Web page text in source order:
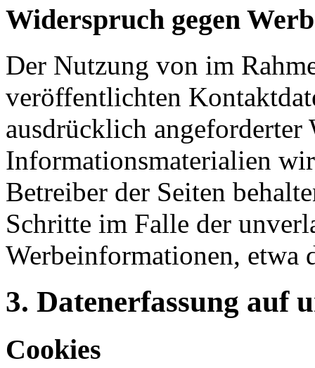
Widerspruch gegen
Der Nutzung von im
veröffentlichten
ausdrücklich angeforderter
Informationsmaterialien
Betreiber der Seiten
Schritte im Falle der
Werbeinformationen, etwa
3. Datenerfassung auf
Cookies